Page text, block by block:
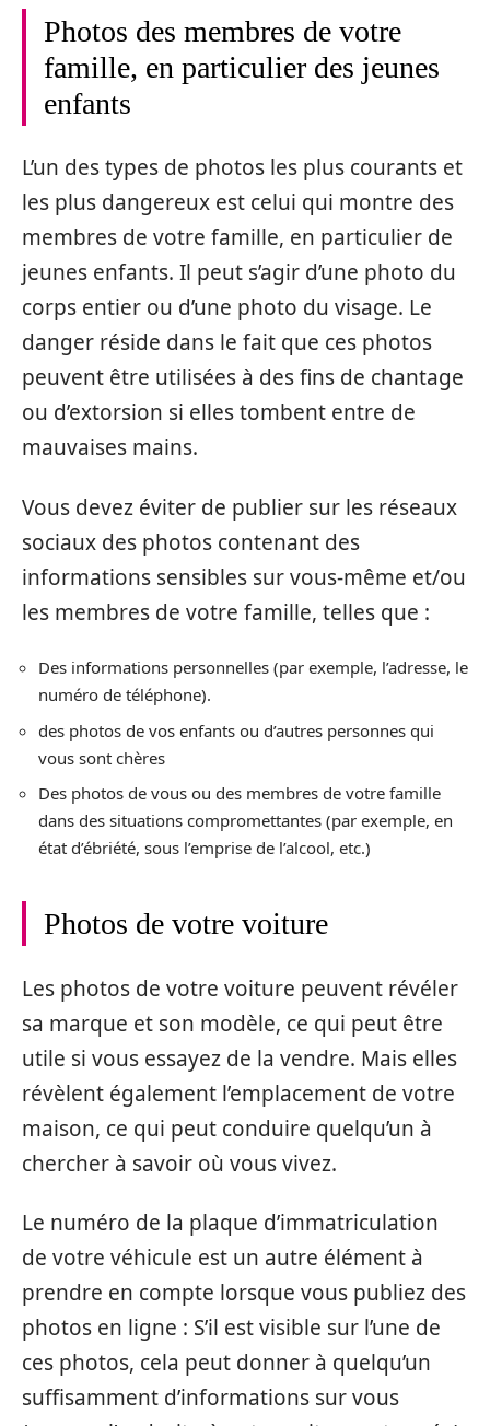
Photos des membres de votre
famille, en particulier des jeunes
enfants
L’un des types de photos les plus courants et
les plus dangereux est celui qui montre des
membres de votre famille, en particulier de
jeunes enfants. Il peut s’agir d’une photo du
corps entier ou d’une photo du visage. Le
danger réside dans le fait que ces photos
peuvent être utilisées à des fins de chantage
ou d’extorsion si elles tombent entre de
mauvaises mains.
Vous devez éviter de publier sur les réseaux
sociaux des photos contenant des
informations sensibles sur vous-même et/ou
les membres de votre famille, telles que :
Des informations personnelles (par exemple, l’adresse, le
numéro de téléphone).
des photos de vos enfants ou d’autres personnes qui
vous sont chères
Des photos de vous ou des membres de votre famille
dans des situations compromettantes (par exemple, en
état d’ébriété, sous l’emprise de l’alcool, etc.)
Photos de votre voiture
Les photos de votre voiture peuvent révéler
sa marque et son modèle, ce qui peut être
utile si vous essayez de la vendre. Mais elles
révèlent également l’emplacement de votre
maison, ce qui peut conduire quelqu’un à
chercher à savoir où vous vivez.
Le numéro de la plaque d’immatriculation
de votre véhicule est un autre élément à
prendre en compte lorsque vous publiez des
photos en ligne : S’il est visible sur l’une de
ces photos, cela peut donner à quelqu’un
suffisamment d’informations sur vous